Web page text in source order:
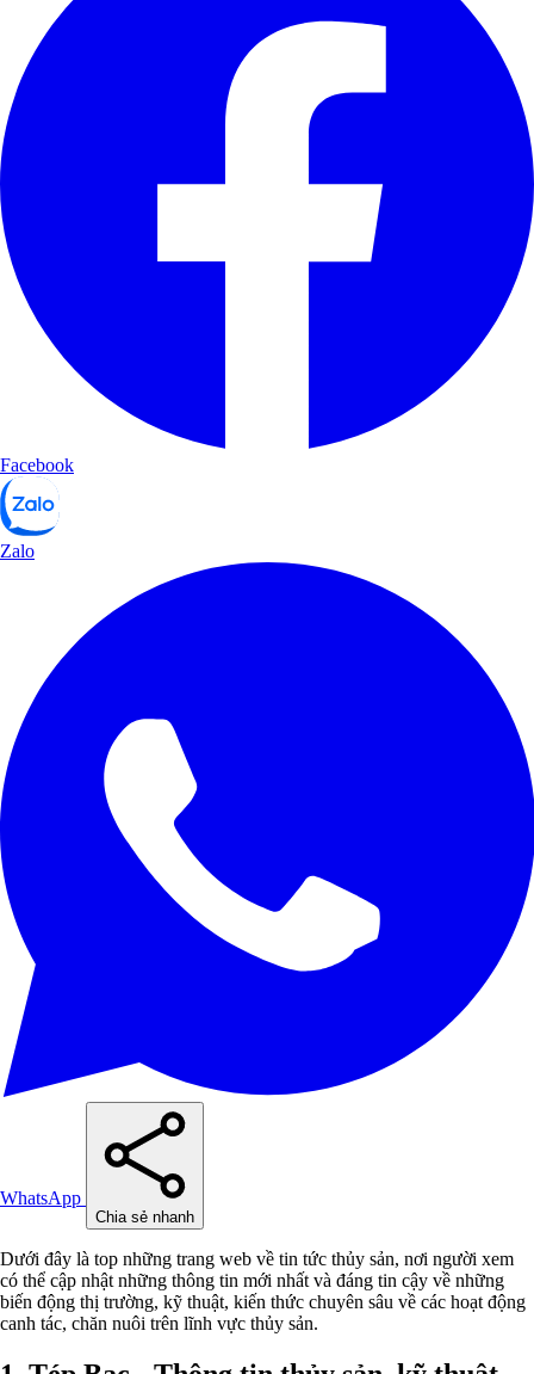
Facebook
Zalo
WhatsApp
Chia sẻ nhanh
Dưới đây là top những trang web về tin tức thủy sản, nơi người xem
có thể cập nhật những thông tin mới nhất và đáng tin cậy về những
biến động thị trường, kỹ thuật, kiến thức chuyên sâu về các hoạt động
canh tác, chăn nuôi trên lĩnh vực thủy sản.